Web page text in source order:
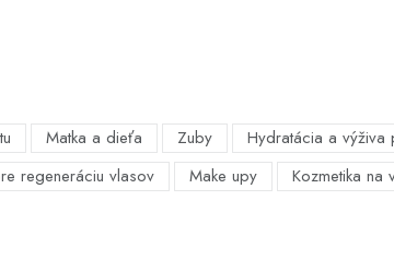
Matka a dieťa Zuby Hydratácia a výživa
regeneráciu vlasov Make upy Kozmetika na